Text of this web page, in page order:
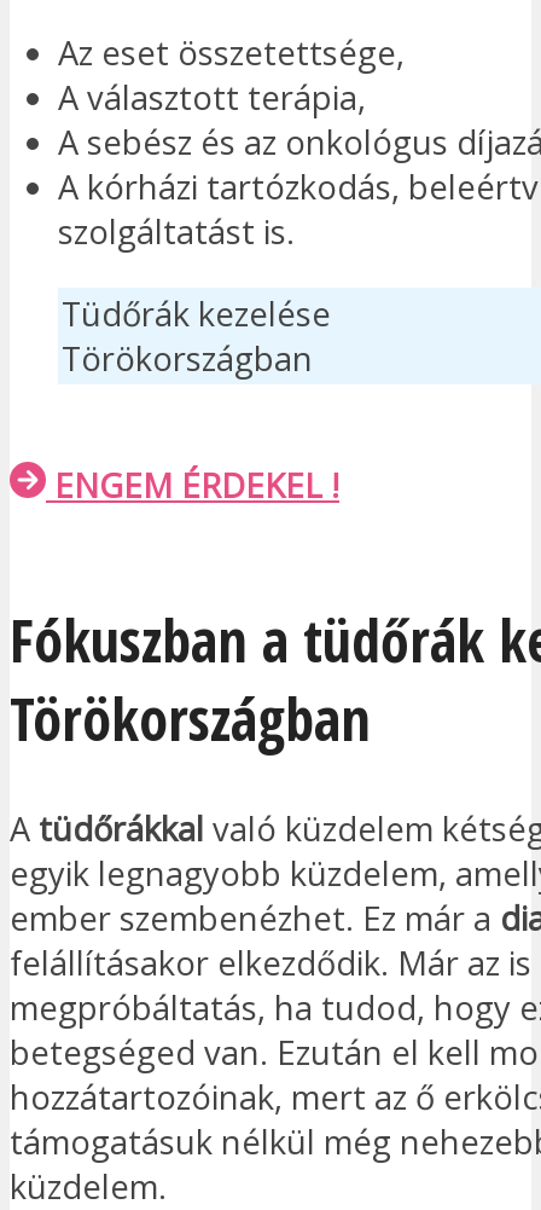
Az eset összetettsége,
A választott terápia,
A sebész és az onkológus
A kórházi tartózkodás,
szolgáltatást is.
Tüdőrák kezelése
Törökországban
ENGEM ÉRDEKEL !
Fókuszban a tüdőrák
Törökországban
A tüdőrákkal való küzdelem
egyik legnagyobb küzdelem,
ember szembenézhet. Ez már a
felállításakor elkezdődik. Már az is
megpróbáltatás, ha tudod, hogy
betegséged van. Ezután el kell
hozzátartozóinak, mert az ő
támogatásuk nélkül még
küzdelem.